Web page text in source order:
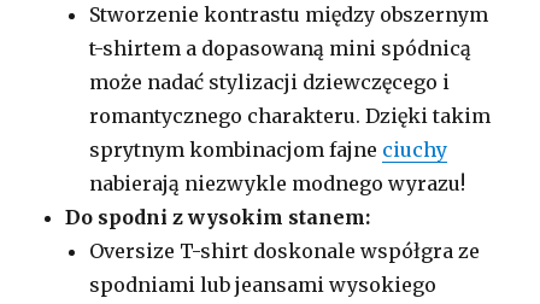
Stworzenie kontrastu między obszernym
t-shirtem a dopasowaną mini spódnicą
może nadać stylizacji dziewczęcego i
romantycznego charakteru. Dzięki takim
sprytnym kombinacjom fajne ciuchy
nabierają niezwykle modnego wyrazu!
Do spodni z wysokim stanem:
Oversize T-shirt doskonale współgra ze
spodniami lub jeansami wysokiego